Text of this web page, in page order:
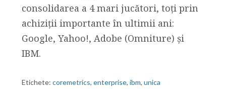
consolidarea a 4 mari jucători, toți prin
achiziții importante în ultimii ani:
Google, Yahoo!, Adobe (Omniture) și
IBM.
Etichete: coremetrics, enterprise, ibm, unica